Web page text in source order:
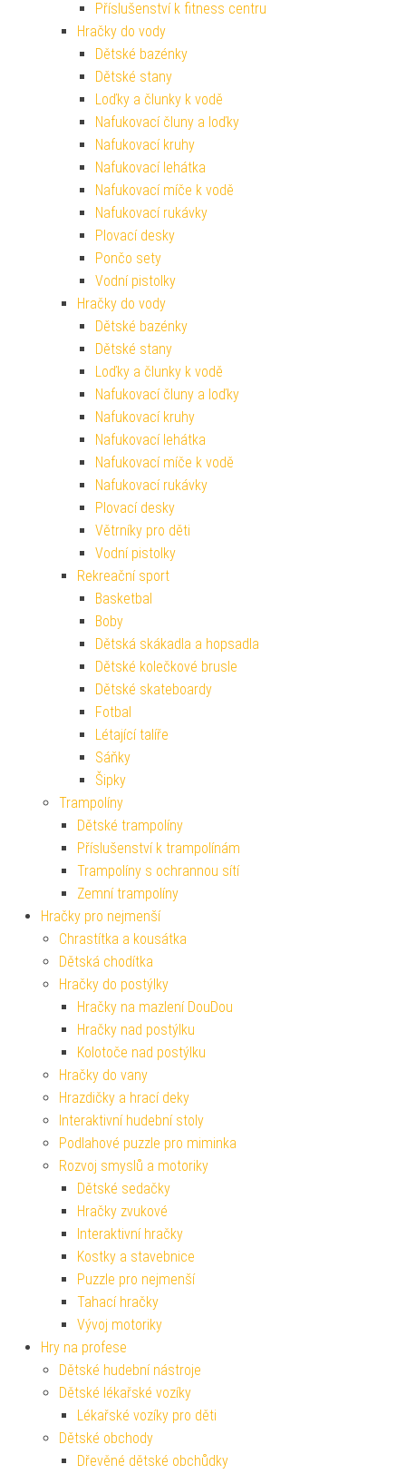
Příslušenství k fitness centru
Hračky do vody
Dětské bazénky
Dětské stany
Loďky a člunky k vodě
Nafukovací čluny a loďky
Nafukovací kruhy
Nafukovací lehátka
Nafukovací míče k vodě
Nafukovací rukávky
Plovací desky
Pončo sety
Vodní pistolky
Hračky do vody
Dětské bazénky
Dětské stany
Loďky a člunky k vodě
Nafukovací čluny a loďky
Nafukovací kruhy
Nafukovací lehátka
Nafukovací míče k vodě
Nafukovací rukávky
Plovací desky
Větrníky pro děti
Vodní pistolky
Rekreační sport
Basketbal
Boby
Dětská skákadla a hopsadla
Dětské kolečkové brusle
Dětské skateboardy
Fotbal
Létající talíře
Sáňky
Šipky
Trampolíny
Dětské trampolíny
Příslušenství k trampolínám
Trampolíny s ochrannou sítí
Zemní trampolíny
Hračky pro nejmenší
Chrastítka a kousátka
Dětská chodítka
Hračky do postýlky
Hračky na mazlení DouDou
Hračky nad postýlku
Kolotoče nad postýlku
Hračky do vany
Hrazdičky a hrací deky
Interaktivní hudební stoly
Podlahové puzzle pro miminka
Rozvoj smyslů a motoriky
Dětské sedačky
Hračky zvukové
Interaktivní hračky
Kostky a stavebnice
Puzzle pro nejmenší
Tahací hračky
Vývoj motoriky
Hry na profese
Dětské hudební nástroje
Dětské lékařské vozíky
Lékařské vozíky pro děti
Dětské obchody
Dřevěné dětské obchůdky